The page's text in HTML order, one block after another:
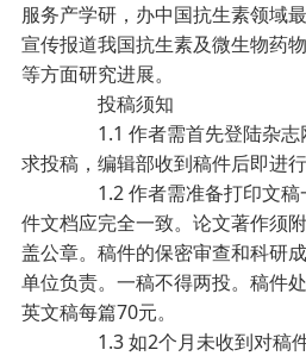
服务产学研，办中国抗生素领域
宣传报道我国抗生素及微生物药
等方面研究进展。
投稿须知
1.1 作者需首先登陆杂志
求投稿，编辑部收到稿件后即进
1.2 作者需准备打印文稿
件文档应完全一致。论文著作须
盖公章。稿件的保密审查和科研
单位负责。一稿不得两投。稿件
英文稿每篇70元。
1.3 如2个月未收到对稿